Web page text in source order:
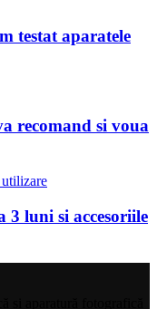
testat aparatele
recomand si voua
luni si accesoriile